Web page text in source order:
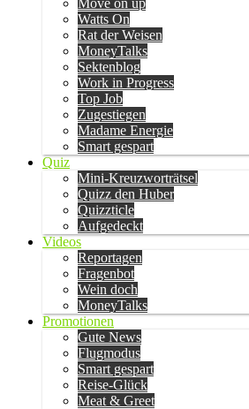
Move on up
Watts On
Rat der Weisen
MoneyTalks
Sektenblog
Work in Progress
Top Job
Zugestiegen
Madame Energie
Smart gespart
Quiz
Mini-Kreuzworträtsel
Quizz den Huber
Quizzticle
Aufgedeckt
Videos
Reportagen
Fragenbot
Wein doch
MoneyTalks
Promotionen
Gute News
Flugmodus
Smart gespart
Reise-Glück
Meat & Greet